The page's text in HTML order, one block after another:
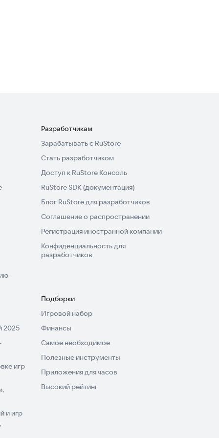
Разработчикам
Зарабатывать с RuStore
Стать разработчиком
Доступ к RuStore Консоль
RuStore SDK (документация)
Блог RuStore для разработчиков
Соглашение о распространении
Регистрация иностранной компании
Конфиденциальность для
разработчиков
2025
игр
и игр
Подборки
Игровой набор
Финансы
Самое необходимое
Полезные инструменты
Приложения для часов
Высокий рейтинг